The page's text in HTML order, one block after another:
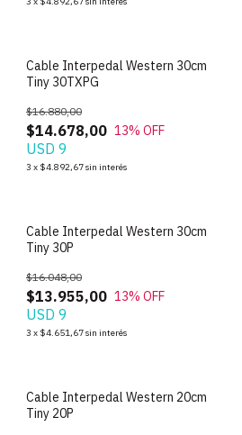
Cable Interpedal Western 30cm
Tiny 30TXPG
$14.678,00
$16.880,00
13% OFF
USD 9
3 x $4.892,67sin interés
Cable Interpedal Western 30cm
Tiny 30P
$13.955,00
$16.048,00
13% OFF
USD 9
3 x $4.651,67sin interés
Cable Interpedal Western 20cm
Tiny 20P